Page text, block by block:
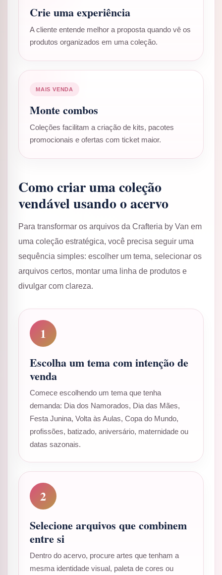
Crie uma experiência
A cliente entende melhor a proposta quando vê os
produtos organizados em uma coleção.
MAIS VENDA
Monte combos
Coleções facilitam a criação de kits, pacotes
promocionais e ofertas com ticket maior.
Como criar uma coleção
vendável usando o acervo
Para transformar os arquivos da Crafteria by Van em
uma coleção estratégica, você precisa seguir uma
sequência simples: escolher um tema, selecionar os
arquivos certos, montar uma linha de produtos e
divulgar com clareza.
1
Escolha um tema com intenção de
venda
Comece escolhendo um tema que tenha
demanda: Dia dos Namorados, Dia das Mães,
Festa Junina, Volta às Aulas, Copa do Mundo,
profissões, batizado, aniversário, maternidade ou
datas sazonais.
2
Selecione arquivos que combinem
entre si
Dentro do acervo, procure artes que tenham a
mesma identidade visual, paleta de cores ou